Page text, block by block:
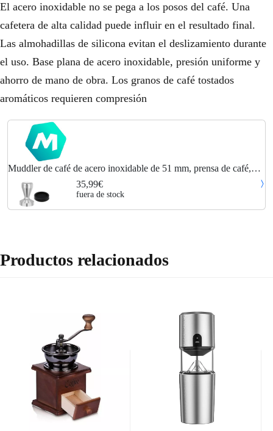
El acero inoxidable no se pega a los posos del café. Una
cafetera de alta calidad puede influir en el resultado final.
Las almohadillas de silicona evitan el deslizamiento durante
el uso. Base plana de acero inoxidable, presión uniforme y
ahorro de mano de obra. Los granos de café tostados
aromáticos requieren compresión
Muddler de café de acero inoxidable de 51 mm, prensa de café,
accesorios de cocina Muddler Espresso con almohadilla de silicona
35,99€
fuera de stock
Productos relacionados